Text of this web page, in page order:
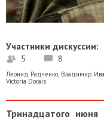
Участники дискуссии:
5 8
Леонид Радченко, Владимир
Victoria Dorais
Тринадцатого июня